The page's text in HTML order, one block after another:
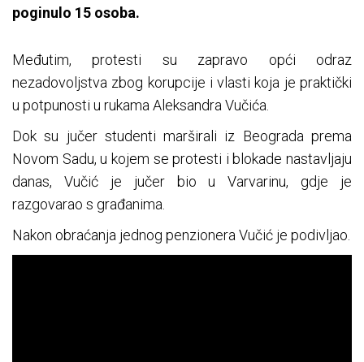
poginulo 15 osoba.
Međutim, protesti su zapravo opći odraz
nezadovoljstva zbog korupcije i vlasti koja je praktički
u potpunosti u rukama Aleksandra Vučića.
Dok su jučer studenti marširali iz Beograda prema
Novom Sadu, u kojem se protesti i blokade nastavljaju
danas, Vučić je jučer bio u Varvarinu, gdje je
razgovarao s građanima.
Nakon obraćanja jednog penzionera Vučić je podivljao.